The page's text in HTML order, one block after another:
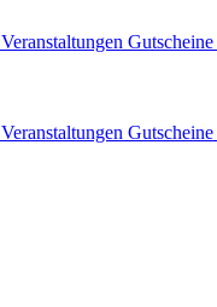
Veranstaltungen Gutscheine
Veranstaltungen Gutscheine